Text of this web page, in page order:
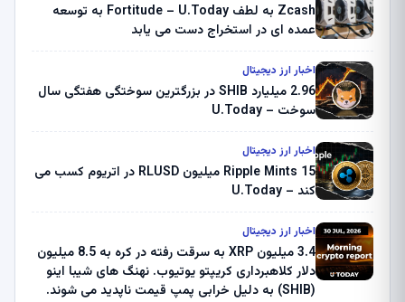
Zcash به لطف Fortitude – U.Today به توسعه
عمده ای در استخراج دست می یابد
اخبار ارز دیجیتال
2.96 میلیارد SHIB در بزرگترین سوختگی هفتگی سال
سوخت – U.Today
اخبار ارز دیجیتال
Ripple Mints 15 میلیون RLUSD در اتریوم کسب می
کند – U.Today
اخبار ارز دیجیتال
3.4 میلیون XRP به سرقت رفته در کره به 8.5 میلیون
دلار کلاهبرداری کریپتو یوتیوب. نهنگ های شیبا اینو
(SHIB) به دلیل خرابی پمپ قیمت ناپدید می شوند.